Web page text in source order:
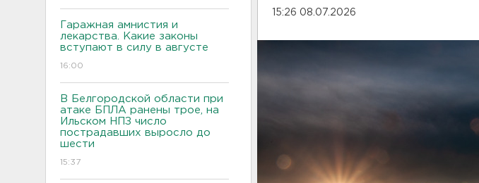
Гаражная амнистия и
лекарства. Какие законы
вступают в силу в августе
16:00
В Белгородской области при
атаке БПЛА ранены трое, на
Ильском НПЗ число
пострадавших выросло до
шести
15:37
15:26 08.07.2026